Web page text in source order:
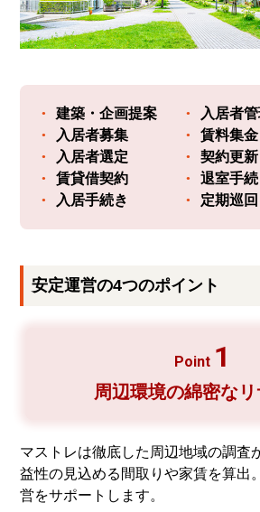
建築・企画提案
入居者
入居者募集
賃料集金
入居者選定
契約更新
賃貸借契約
退室手続
入居手続き
定期巡回
安定運営の4つのポイント
Point 1
周辺環境の綿密な
マストレは徹底した周辺地域の調査
益性の見込める間取りや家賃を算出
営をサポートします。